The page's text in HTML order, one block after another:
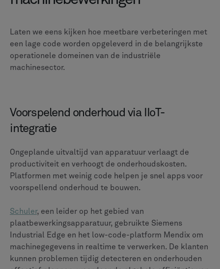
Laten we eens kijken hoe meetbare verbeteringen met
een lage code worden opgeleverd in de belangrijkste
operationele domeinen van de industriële
machinesector.
Voorspelend onderhoud via IIoT-
integratie
Ongeplande uitvaltijd van apparatuur verlaagt de
productiviteit en verhoogt de onderhoudskosten.
Platformen met weinig code helpen je snel apps voor
voorspellend onderhoud te bouwen.
Schuler, een leider op het gebied van
plaatbewerkingsapparatuur, gebruikte Siemens
Industrial Edge en het low-code-platform Mendix om
machinegegevens in realtime te verwerken. De klanten
kunnen problemen tijdig detecteren en onderhouden